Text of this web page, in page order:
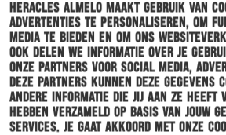
Heracles Almelo maakt gebruik van
advertenties te personaliseren, om
media te bieden en om ons
Ook delen we informatie over je
onze partners voor social media,
Deze partners kunnen deze gegevens
andere informatie die jij aan ze heeft
hebben verzameld op basis van jouw
services. Je gaat akkoord met onze
HERACLES 25-06-2022
JOHN LAMMERS NIEUWE
HERACLES ALMELO